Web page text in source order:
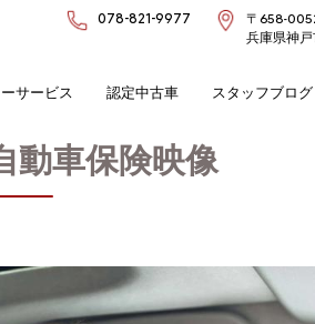
078-821-9977
〒658-
兵庫県神
サービス 認定中古車 スタッフブログ
車保険映像